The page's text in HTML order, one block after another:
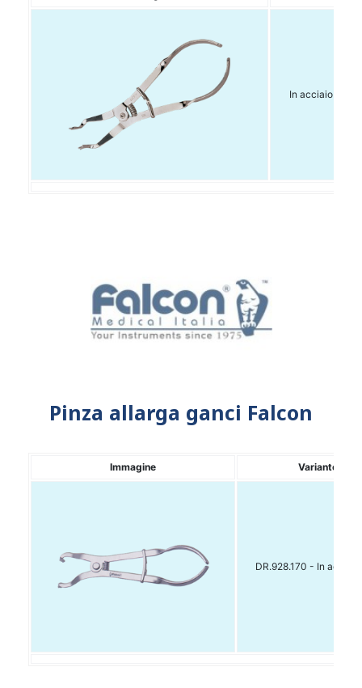
In acciaio inox
Pinza allarga ganci Falcon
Immagine Variante
DR.928.170 - In acciaio